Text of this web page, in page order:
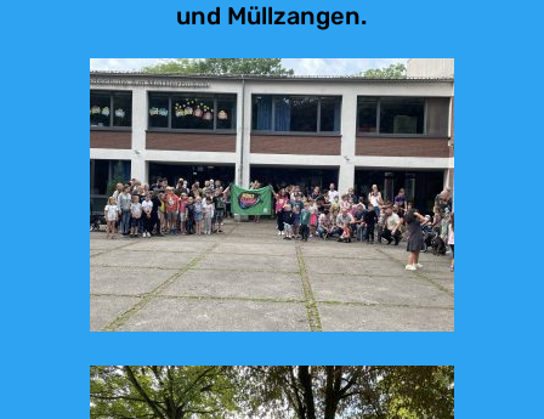
und Müllzangen.